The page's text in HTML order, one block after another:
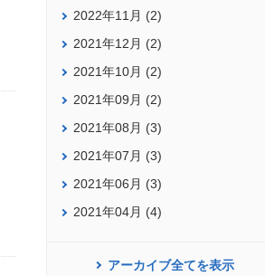
2022年11月 (2)
2021年12月 (2)
2021年10月 (2)
2021年09月 (2)
2021年08月 (3)
2021年07月 (3)
2021年06月 (3)
2021年04月 (4)
アーカイブ全てを表示